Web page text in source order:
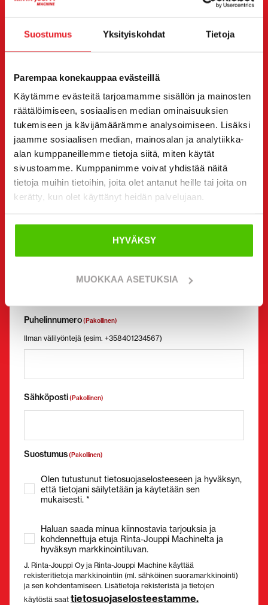
Suostumus Yksityiskohdat Tietoja
Parempaa konekauppaa evästeillä
Käytämme evästeitä tarjoamamme sisällön ja mainosten
räätälöimiseen, sosiaalisen median ominaisuuksien
tukemiseen ja kävijämäärämme analysoimiseen. Lisäksi
jaamme sosiaalisen median, mainosalan ja analytiikka-
alan kumppaneillemme tietoja siitä, miten käytät
sivustoamme. Kumppanimme voivat yhdistää näitä
tietoja muihin tietoihin, joita olet antanut heille tai joita on
kerätty, kun olet käyttänyt heidän palvelujaan.
HYVÄKSY
MUOKKAA ASETUKSIA
yhteydessä sinulle haluamallasi tavalla.
yksittäiseen myyjään. Myyjän yhteystiedot löydät sivun
alta.
Haluan(Pakollinen)
Ostaa
Vuokrata
Kysyä lisätietoja
Yhteystiedot (Pakollinen)
Puhelinnumero(Pakollinen)
Ilman välilyöntejä (esim. +358401234567)
Sähköposti(Pakollinen)
Suostumus(Pakollinen)
Olen tutustunut tietosuojaselosteeseen ja hyväksyn,
että tietojani säilytetään ja käytetään sen
mukaisesti. *
Haluan saada minua kiinnostavia tarjouksia ja
kohdennettuja etuja Rinta-Jouppi Machinelta ja
hyväksyn markkinointiluvan.
J. Rinta-Jouppi Oy ja Rinta-Jouppi Machine käyttää
rekisteritietoja markkinointiin (ml. sähköinen suoramarkkinointi)
ja sen kohdentamiseen. Lisätietoja rekisteristä ja tietojen
käytöstä saat tietosuojaselosteestamme.